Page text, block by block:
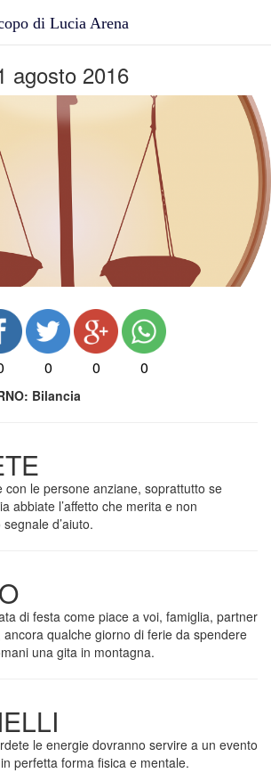
di Lucia Arena
agosto 2016
0 0 0
Bilancia
con le persone anziane, soprattutto se
abbiate l’affetto che merita e non
d’aiuto.
di festa come piace a voi, famiglia, partner
qualche giorno di ferie da spendere
una gita in montagna.
le energie dovranno servire a un evento
perfetta forma fisica e mentale.